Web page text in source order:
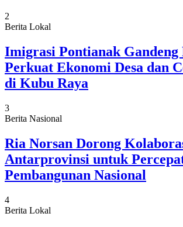
2
Berita Lokal
Imigrasi Pontianak Gandeng
Perkuat Ekonomi Desa dan
di Kubu Raya
3
Berita Nasional
Ria Norsan Dorong
Antarprovinsi untuk
Pembangunan Nasional
4
Berita Lokal